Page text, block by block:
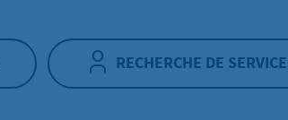
RECHERCHE DE